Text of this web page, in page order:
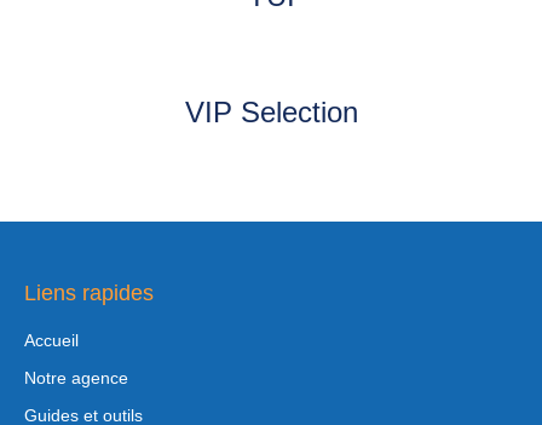
VIP Selection
Liens rapides
Accueil
Notre agence
Guides et outils